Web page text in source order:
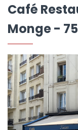
Café
Monge -